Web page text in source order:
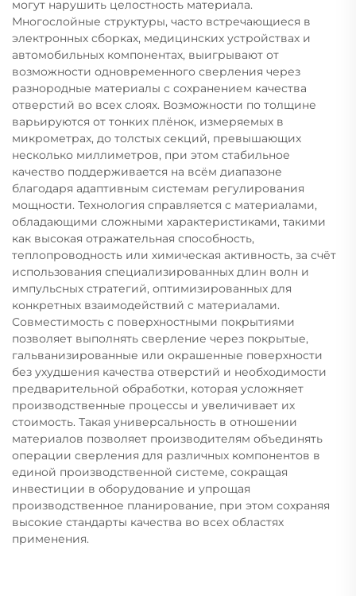
могут нарушить целостность материала.
Многослойные структуры, часто встречающиеся в
электронных сборках, медицинских устройствах и
автомобильных компонентах, выигрывают от
возможности одновременного сверления через
разнородные материалы с сохранением качества
отверстий во всех слоях. Возможности по толщине
варьируются от тонких плёнок, измеряемых в
микрометрах, до толстых секций, превышающих
несколько миллиметров, при этом стабильное
качество поддерживается на всём диапазоне
благодаря адаптивным системам регулирования
мощности. Технология справляется с материалами,
обладающими сложными характеристиками, такими
как высокая отражательная способность,
теплопроводность или химическая активность, за счёт
использования специализированных длин волн и
импульсных стратегий, оптимизированных для
конкретных взаимодействий с материалами.
Совместимость с поверхностными покрытиями
позволяет выполнять сверление через покрытые,
гальванизированные или окрашенные поверхности
без ухудшения качества отверстий и необходимости
предварительной обработки, которая усложняет
производственные процессы и увеличивает их
стоимость. Такая универсальность в отношении
материалов позволяет производителям объединять
операции сверления для различных компонентов в
единой производственной системе, сокращая
инвестиции в оборудование и упрощая
производственное планирование, при этом сохраняя
высокие стандарты качества во всех областях
применения.